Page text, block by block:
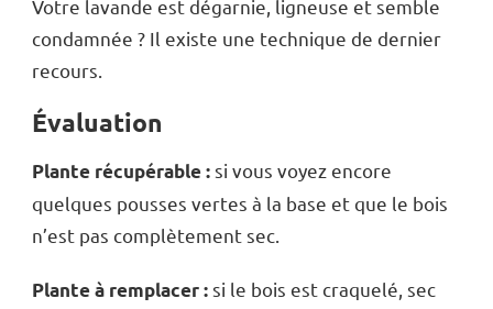
Votre lavande est dégarnie, ligneuse et semble
condamnée ? Il existe une technique de dernier
recours.
Évaluation
Plante récupérable : si vous voyez encore
quelques pousses vertes à la base et que le bois
n’est pas complètement sec.
Plante à remplacer : si le bois est craquelé, sec